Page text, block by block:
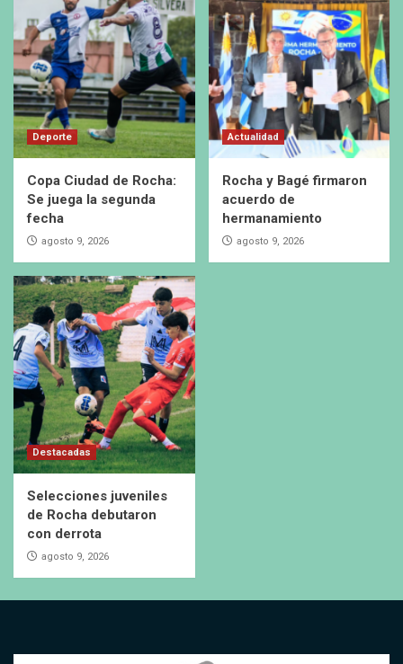
Deporte
Copa Ciudad de Rocha:
Se juega la segunda
fecha
agosto 9, 2026
Actualidad
Rocha y Bagé firmaron
acuerdo de
hermanamiento
agosto 9, 2026
Destacadas
Selecciones juveniles
de Rocha debutaron
con derrota
agosto 9, 2026